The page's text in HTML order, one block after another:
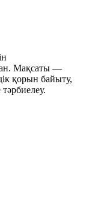
Мақсаты —
қорын байыту,